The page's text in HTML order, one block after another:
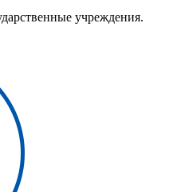
учреждения.